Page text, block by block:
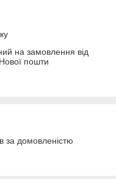
на замовлення від
пошти
за домовленістю